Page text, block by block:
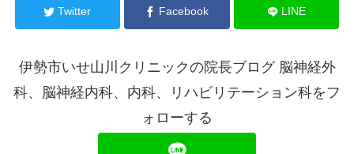
Twitter Facebook LINE
伊勢市いせ山川クリニックの院長ブログ 脳神経外
科、脳神経内科、内科、リハビリテーション科をフ
ォローする